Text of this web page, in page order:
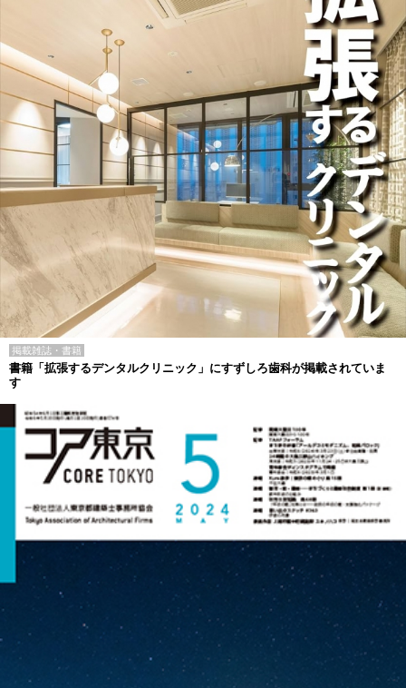
掲載雑誌・書籍
書籍「拡張するデンタルクリニック」にすずしろ歯科が掲載されていま
す